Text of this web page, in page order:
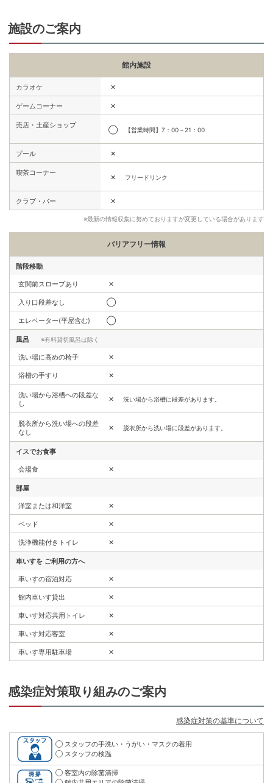
施設のご案内
館内施設
カラオケ ✕
ゲームコーナー ✕
売店・土産ショップ
◯ 【営業時間】7：00～21：00
プール ✕
喫茶コーナー
✕ フリードリンク
クラブ・バー ✕
※最新の情報収集に努めておりますが変更している場合があります
バリアフリー情報
階段移動
玄関前スロープあり ✕
入り口段差なし ◯
エレベーター(平屋含む) ◯
風呂 ※有料貸切風呂は除く
洗い場に高めの椅子 ✕
浴槽の手すり ✕
洗い場から浴槽への段差な
し
✕ 洗い場から浴槽に段差があります。
脱衣所から洗い場への段差
なし
✕ 脱衣所から洗い場に段差があります。
イスでお食事
会場食 ✕
部屋
洋室または和洋室 ✕
ベッド ✕
洗浄機能付きトイレ ✕
車いすを ご利用の方へ
車いすの宿泊対応 ✕
館内車いす貸出 ✕
車いす対応共用トイレ ✕
車いす対応客室 ✕
車いす専用駐車場 ✕
感染症対策取り組みのご案内
感染症対策の基準について
スタッフの手洗い・うがい・マスクの着用
スタッフの検温
客室内の除菌清掃